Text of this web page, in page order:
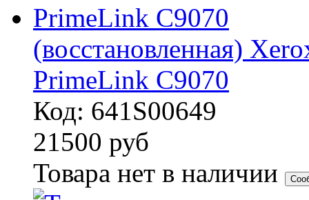
(восстановленная)
PrimeLink C9070
Код: 641S00649
21500 руб
Товара нет в наличии